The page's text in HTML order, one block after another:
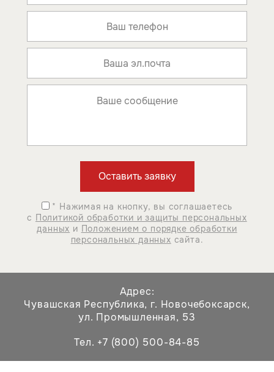
* Нажимая на кнопку, вы соглашаетесь
с Политикой обработки и защиты персональных
данных и Положением о порядке обработки
персональных данных сайта.
Адрес:
Чувашская Республика, г. Новочебоксарск,
ул. Промышленная, 53
Тел. +7 (800) 500-84-85